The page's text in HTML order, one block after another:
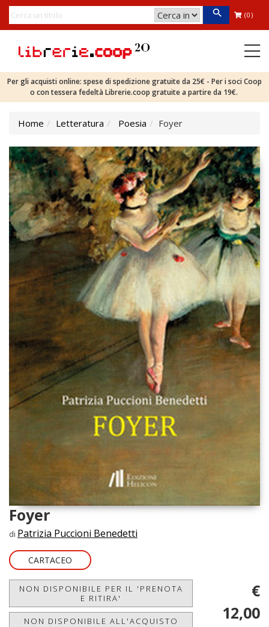
(0)
Per gli acquisti online: spese di spedizione gratuite da 25€ - Per i soci Coop
o con tessera fedeltà Librerie.coop gratuite a partire da 19€.
Home Letteratura Poesia Foyer
Foyer
di Patrizia Puccioni Benedetti
CARTACEO
NON DISPONIBILE PER IL 'PRENOTA
E RITIRA'
NON DISPONIBILE ALL'ACQUISTO
€
12,00